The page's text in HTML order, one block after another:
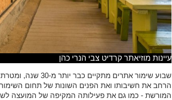
עיינות מוזיאתר קרדיט צבי הנרי כהן
שבוע שימור אתרים מתקיים
הרחב את חשיבותו ואת הפנים השונות של תחום
המורשת - כמו גם את פעילותה המקיפה של המועצה